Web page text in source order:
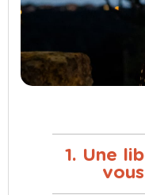
1. Une